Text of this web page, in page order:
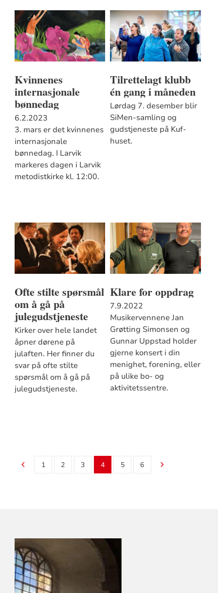
Kvinnenes
internasjonale
bønnedag
6.2.2023
3. mars er det kvinnenes
internasjonale
bønnedag. I Larvik
markeres dagen i Larvik
metodistkirke kl. 12:00.
Tilrettelagt klubb
én gang i måneden
Lørdag 7. desember blir
SiMen-samling og
gudstjeneste på Kuf-
huset.
Ofte stilte spørsmål
om å gå på
julegudstjeneste
Kirker over hele landet
åpner dørene på
julaften. Her finner du
svar på ofte stilte
spørsmål om å gå på
julegudstjeneste.
Klare for oppdrag
7.9.2022
Musikervennene Jan
Grøtting Simonsen og
Gunnar Uppstad holder
gjerne konsert i din
menighet, forening, eller
på ulike bo- og
aktivitetssentre.
1 2 3 4 5 6